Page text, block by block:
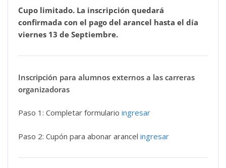
Cupo limitado. La inscripción quedará
confirmada con el pago del arancel hasta el día
viernes 13 de Septiembre.
Inscripción para alumnos externos a las carreras
organizadoras
Paso 1: Completar formulario ingresar
Paso 2: Cupón para abonar arancel ingresar